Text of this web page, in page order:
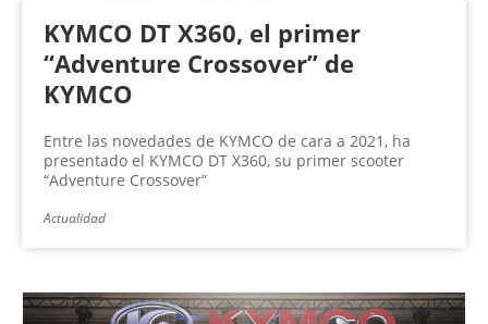
KYMCO DT X360, el primer
“Adventure Crossover” de
KYMCO
Entre las novedades de KYMCO de cara a 2021, ha
presentado el KYMCO DT X360, su primer scooter
“Adventure Crossover”
Actualidad